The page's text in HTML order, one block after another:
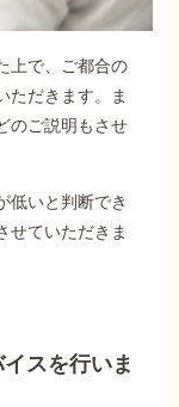
上で、ご都合の
ただきます。ま
のご説明もさせ
低いと判断でき
せていただきま
スを行いま